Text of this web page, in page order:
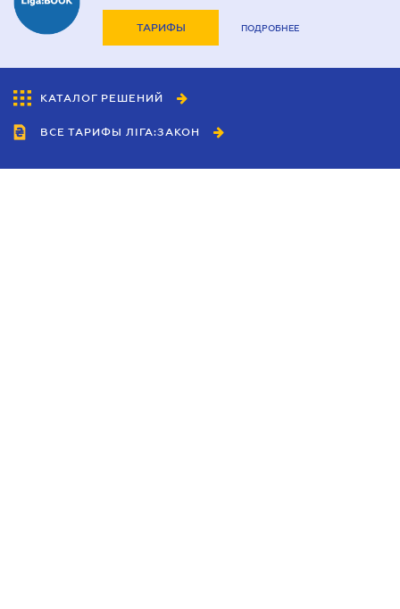
ТАРИФЫ ПОДРОБНЕЕ
КАТАЛОГ РЕШЕНИЙ
ВСЕ ТАРИФЫ ЛІГА:ЗАКОН